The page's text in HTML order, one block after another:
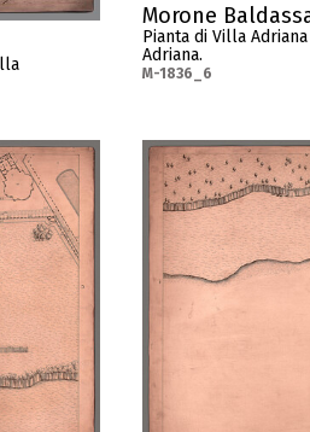
Morone
Pianta di Villa
Adriana.
M-1836_6